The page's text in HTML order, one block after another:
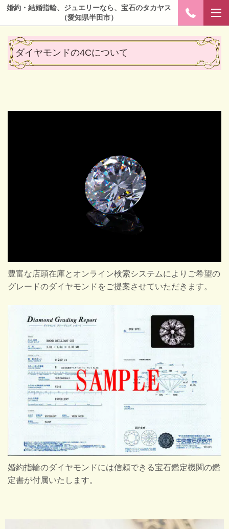
婚約・結婚指輪、ジュエリーなら、宝石のタカヤス
（愛知県半田市）
ダイヤモンドの4Cについて
豊富な店頭在庫とオンライン検索システムによりご希望の
グレードのダイヤモンドをご提案させていただきます。
婚約指輪のダイヤモンドには信頼できる宝石鑑定機関の鑑
定書が付属いたします。